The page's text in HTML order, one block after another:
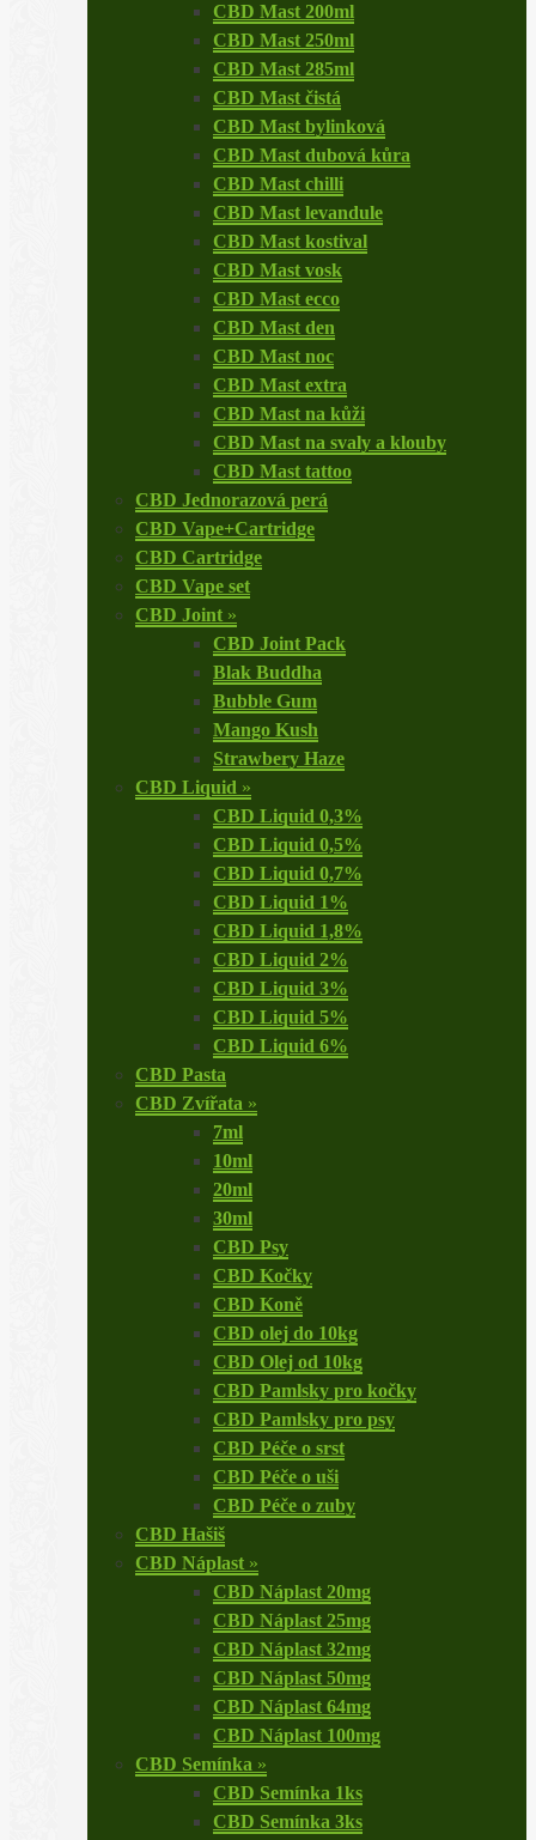
CBD Mast 200ml
CBD Mast 250ml
CBD Mast 285ml
CBD Mast čistá
CBD Mast bylinková
CBD Mast dubová kůra
CBD Mast chilli
CBD Mast levandule
CBD Mast kostival
CBD Mast vosk
CBD Mast ecco
CBD Mast den
CBD Mast noc
CBD Mast extra
CBD Mast na kůži
CBD Mast na svaly a klouby
CBD Mast tattoo
CBD Jednorazová perá
CBD Vape+Cartridge
CBD Cartridge
CBD Vape set
CBD Joint »
CBD Joint Pack
Blak Buddha
Bubble Gum
Mango Kush
Strawbery Haze
CBD Liquid »
CBD Liquid 0,3%
CBD Liquid 0,5%
CBD Liquid 0,7%
CBD Liquid 1%
CBD Liquid 1,8%
CBD Liquid 2%
CBD Liquid 3%
CBD Liquid 5%
CBD Liquid 6%
CBD Pasta
CBD Zvířata »
7ml
10ml
20ml
30ml
CBD Psy
CBD Kočky
CBD Koně
CBD olej do 10kg
CBD Olej od 10kg
CBD Pamlsky pro kočky
CBD Pamlsky pro psy
CBD Péče o srst
CBD Péče o uši
CBD Péče o zuby
CBD Hašiš
CBD Náplast »
CBD Náplast 20mg
CBD Náplast 25mg
CBD Náplast 32mg
CBD Náplast 50mg
CBD Náplast 64mg
CBD Náplast 100mg
CBD Semínka »
CBD Semínka 1ks
CBD Semínka 3ks